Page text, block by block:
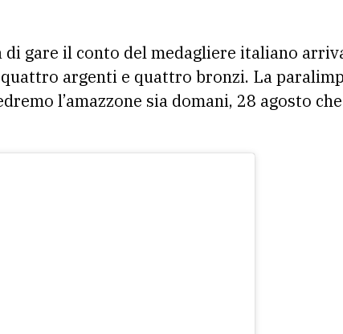
gare il conto del medagliere italiano
argenti e quattro bronzi. La
l’amazzone sia domani, 28 agosto